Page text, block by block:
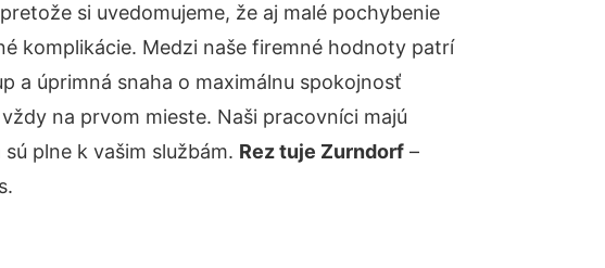
si uvedomujeme, že aj malé pochybenie
komplikácie. Medzi naše firemné hodnoty patrí
a úprimná snaha o maximálnu spokojnosť
na prvom mieste. Naši pracovníci majú
plne k vašim službám. Rez tuje Zurndorf –